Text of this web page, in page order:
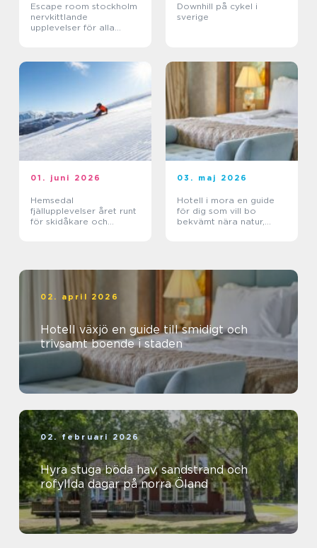
Escape room stockholm
nervkittlande
upplevelser för alla
Downhill på cykel i
sverige
01. juni 2026
Hemsedal
fjällupplevelser året runt
för skidåkare och
03. maj 2026
Hotell i mora en guide
för dig som vill bo
bekvämt nära natur,
02. april 2026
Hotell växjö en guide till smidigt och
trivsamt boende i staden
02. februari 2026
Hyra stuga böda hav, sandstrand och
rofyllda dagar på norra Öland